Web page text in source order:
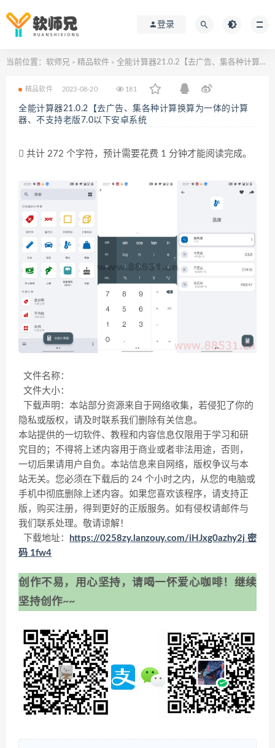
登录
当前位置： 软师兄 > 精品软件 > 全能计算器21.0.2【去广告、集各种计算换算为一体的计算器、不支持老版7.0以下安卓系统
精品软件 2023-08-20 181
全能计算器21.0.2【去广告、集各种计算换算为一体的计算
器、不支持老版7.0以下安卓系统
共计 272 个字符，预计需要花费 1 分钟才能阅读完成。
文件名称：
文件大小：
下载声明：本站部分资源来自于网络收集，若侵犯了你的
隐私或版权，请及时联系我们删除有关信息。
本站提供的一切软件、教程和内容信息仅限用于学习和研
究目的；不得将上述内容用于商业或者非法用途，否则，
一切后果请用户自负。本站信息来自网络，版权争议与本
站无关。您必须在下载后的 24 个小时之内，从您的电脑或
手机中彻底删除上述内容。如果您喜欢该程序，请支持正
版，购买注册，得到更好的正版服务。如有侵权请邮件与
我们联系处理。敬请谅解！
下载地址：
https://0258zy.lanzouy.com/iHJxg0azhy2j 密
码 1fw4
创作不易，用心坚持，请喝一怀爱心咖啡！继续
坚持创作~~